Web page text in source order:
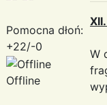
Pomocna dłoń:
+22/-0
Offline
W